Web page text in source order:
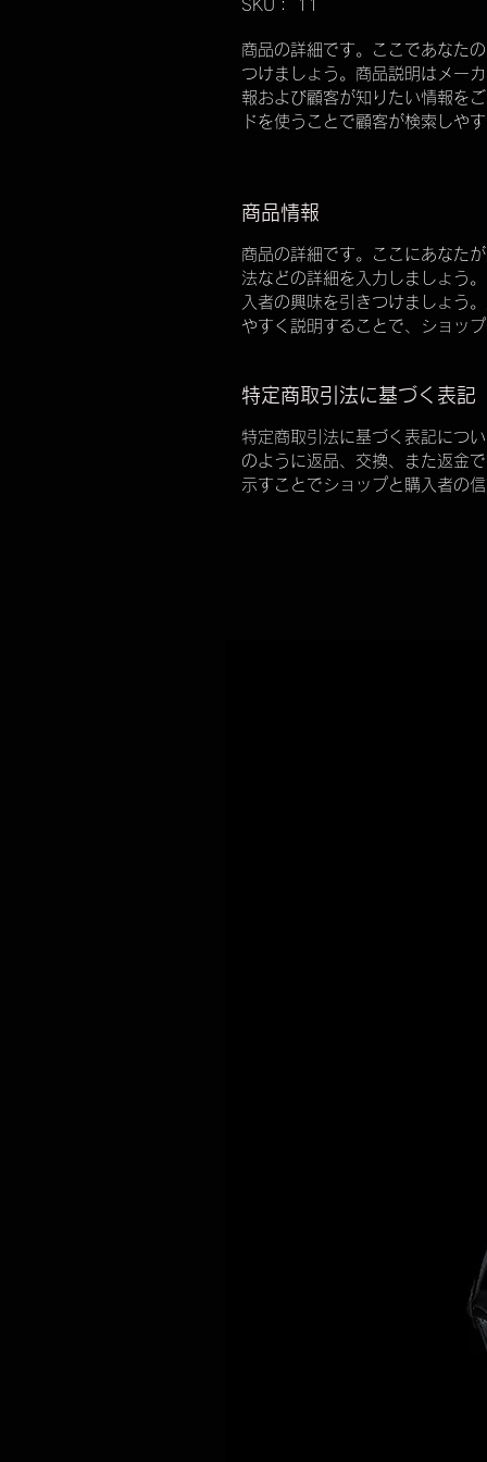
SKU： 11
商品の詳細です。ここであなた
つけましょう。商品説明はメー
報および顧客が知りたい情報を
ドを使うことで顧客が検索しや
商品情報
商品の詳細です。ここにあなた
法などの詳細を入力しましょう
入者の興味を引きつけましょう
やすく説明することで、ショッ
特定商取引法に基づく表記
特定商取引法に基づく表記につ
のように返品、交換、また返金
示すことでショップと購入者の